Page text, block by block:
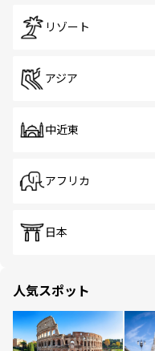
リゾート
アジア
中近東
アフリカ
日本
人気スポット